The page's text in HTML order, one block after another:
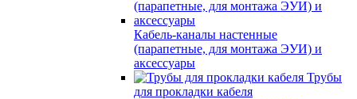
Кабель-каналы настенные
(парапетные, для монтажа ЭУИ) и
аксессуары
Трубы
для прокладки кабеля